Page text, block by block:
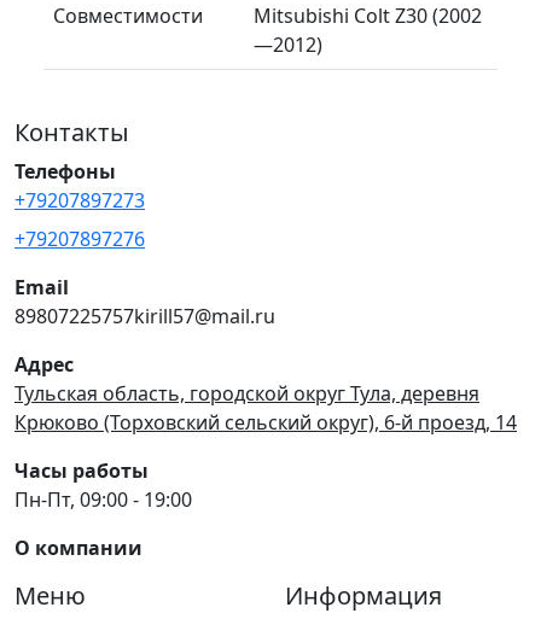
Совместимости
Mitsubishi Colt Z30 (2002
—2012)
Контакты
Телефоны
+79207897273
+79207897276
Email
89807225757kirill57@mail.ru
Адрес
Тульская область, городской округ Тула, деревня
Крюково (Торховский сельский округ), 6-й проезд, 14
Часы работы
Пн-Пт, 09:00 - 19:00
О компании
Меню Информация